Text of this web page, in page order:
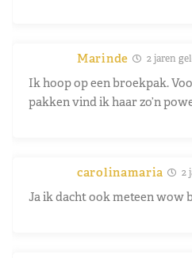
Marinde 2 jaren
Ik hoop op een broekpak.
pakken vind ik haar zo’n
carolinamaria 2
Ja ik dacht ook meteen wow